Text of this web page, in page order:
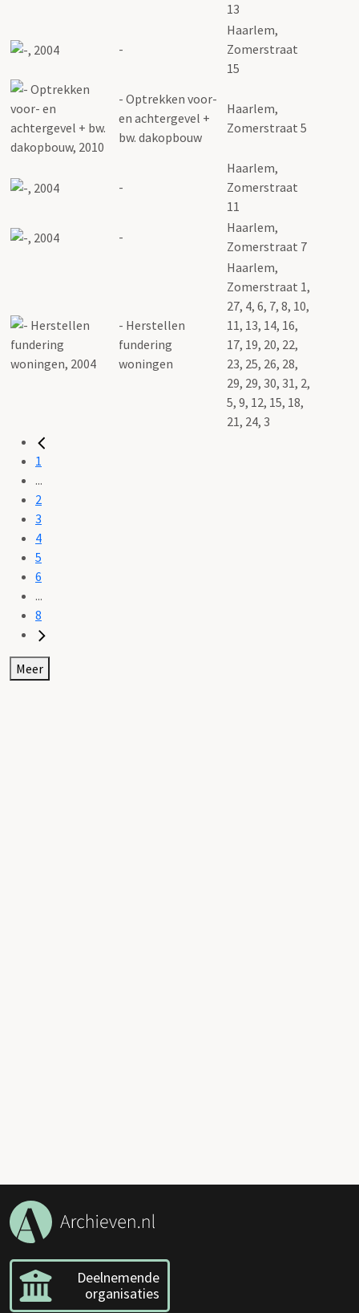
13
-
Haarlem,
Zomerstraat
15
- Optrekken voor-
en achtergevel +
bw. dakopbouw
Haarlem,
Zomerstraat 5
-
Haarlem,
Zomerstraat
11
-
Haarlem,
Zomerstraat 7
- Herstellen
fundering
woningen
Haarlem,
Zomerstraat 1,
27, 4, 6, 7, 8, 10,
11, 13, 14, 16,
17, 19, 20, 22,
23, 25, 26, 28,
29, 29, 30, 31, 2,
5, 9, 12, 15, 18,
21, 24, 3
1
...
2
3
4
5
6
...
8
Meer
Deelnemende
organisaties